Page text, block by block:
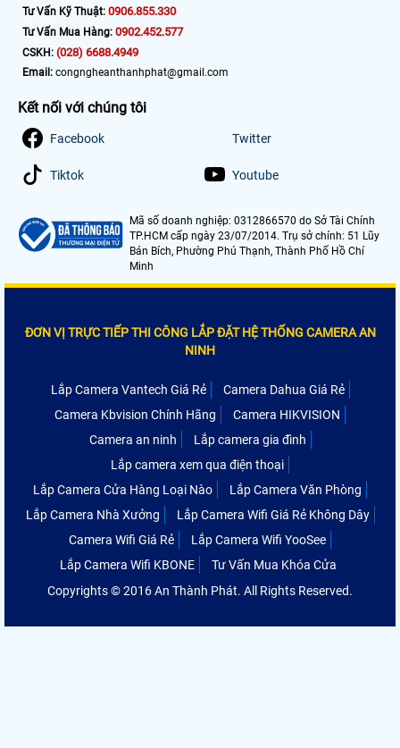
Tư Vấn Kỹ Thuật: 0906.855.330
Tư Vấn Mua Hàng: 0902.452.577
CSKH: (028) 6688.4949
Email: congngheanthanhphat@gmail.com
Kết nối với chúng tôi
Facebook Twitter
Tiktok Youtube
Mã số doanh nghiệp: 0312866570 do Sở Tài Chính
TP.HCM cấp ngày 23/07/2014. Trụ sở chính: 51 Lũy
Bán Bích, Phường Phú Thạnh, Thành Phố Hồ Chí
Minh
ĐƠN VỊ TRỰC TIẾP THI CÔNG LẮP ĐẶT HỆ THỐNG CAMERA AN
NINH
Lắp Camera Vantech Giá Rẻ
Camera Dahua Giá Rẻ
Camera Kbvision Chính Hãng
Camera HIKVISION
Camera an ninh
Lắp camera gia đình
Lắp camera xem qua điện thoại
Lắp Camera Cửa Hàng Loại Nào
Lắp Camera Văn Phòng
Lắp Camera Nhà Xưởng
Lắp Camera Wifi Giá Rẻ Không Dây
Camera Wifi Giá Rẻ
Lắp Camera Wifi YooSee
Lắp Camera Wifi KBONE
Tư Vấn Mua Khóa Cửa
Copyrights © 2016 An Thành Phát. All Rights Reserved.